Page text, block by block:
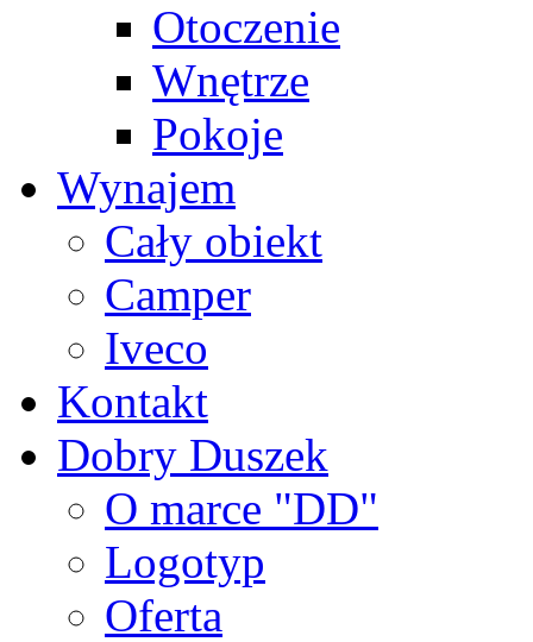
Otoczenie
Wnętrze
Pokoje
Wynajem
Cały obiekt
Camper
Iveco
Kontakt
Dobry Duszek
O marce "DD"
Logotyp
Oferta